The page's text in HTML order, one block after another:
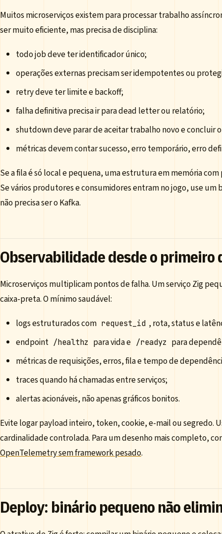
Muitos microserviços existem para processar trabalho
ser muito eficiente, mas precisa de disciplina:
todo job deve ter identificador único;
operações externas precisam ser idempotentes ou
retry deve ter limite e backoff;
falha definitiva precisa ir para dead letter ou relatório;
shutdown deve parar de aceitar trabalho novo e concluir
métricas devem contar sucesso, erro temporário, erro
Se a fila é só local e pequena, uma estrutura em memória
Se vários produtores e consumidores entram no jogo, use um
não precisa ser o Kafka.
Observabilidade desde o primeiro
Microserviços multiplicam pontos de falha. Um serviço Zig
caixa-preta. O mínimo saudável:
logs estruturados com request_id , rota, status e
endpoint /healthz para vida e /readyz para
métricas de requisições, erros, fila e tempo de
traces quando há chamadas entre serviços;
alertas acionáveis, não apenas gráficos bonitos.
Evite logar payload inteiro, token, cookie, e-mail ou segredo.
cardinalidade controlada. Para um desenho mais completo,
OpenTelemetry sem framework pesado.
Deploy: binário pequeno não